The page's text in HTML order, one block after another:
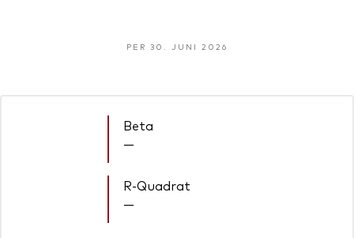
PER 30. JUNI 2026
Beta
—
R-Quadrat
—